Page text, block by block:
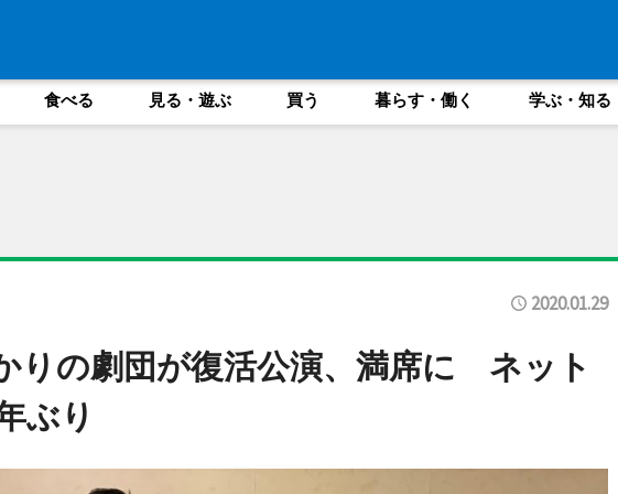
食べる 見る・遊ぶ 買う 暮らす・働く 学ぶ・知る
2020.01.29
りの劇団が復活公演、満席に ネット
ぶり